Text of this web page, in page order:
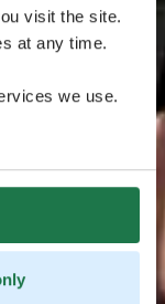
visit the site.
at any time.
we use.